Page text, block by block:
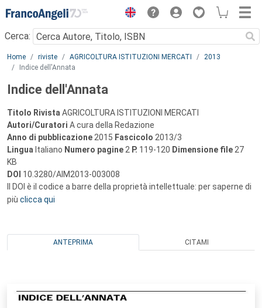
Menu
Cerca:
Main content
Home riviste AGRICOLTURA ISTITUZIONI MERCATI
2013
Indice dell'Annata
Indice dell'Annata
Titolo Rivista AGRICOLTURA ISTITUZIONI MERCATI
Autori/Curatori A cura della Redazione
Anno di pubblicazione 2015 Fascicolo 2013/3
Lingua Italiano Numero pagine 2 P. 119-120 Dimensione file 27
KB
DOI 10.3280/AIM2013-003008
Il DOI è il codice a barre della proprietà intellettuale: per saperne di
più clicca qui
ANTEPRIMA CITAMI